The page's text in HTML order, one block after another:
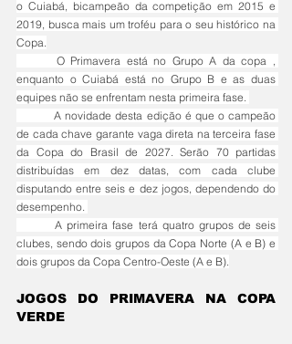
o Cuiabá, bicampeão da competição em 2015 e
2019, busca mais um troféu para o seu histórico na
Copa.
enquanto o Cuiabá está no Grupo B e as duas
equipes não se enfrentam nesta primeira fase.
	A novidade desta edição é que o campeão
de cada chave garante vaga direta na terceira fase
da Copa do Brasil de 2027. Serão 70 partidas
distribuídas em dez datas, com cada clube
disputando entre seis e dez jogos, dependendo do
desempenho.
	A primeira fase terá quatro grupos de seis
clubes, sendo dois grupos da Copa Norte (A e B) e
dois grupos da Copa Centro-Oeste (A e B).
JOGOS DO PRIMAVERA NA COPA
VERDE